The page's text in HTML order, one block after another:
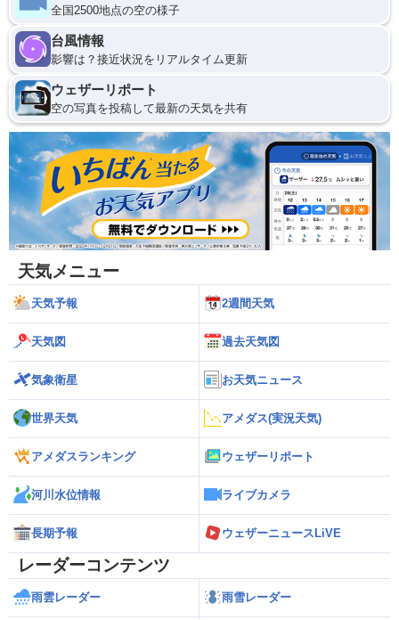
全国2500地点の空の様子
台風情報
影響は？接近状況をリアルタイム更新
ウェザーリポート
空の写真を投稿して最新の天気を共有
天気メニュー
天気予報 2週間天気
天気図 過去天気図
気象衛星 お天気ニュース
世界天気 アメダス(実況天気)
アメダスランキング ウェザーリポート
河川水位情報 ライブカメラ
長期予報 ウェザーニュースLiVE
レーダーコンテンツ
雨雲レーダー 雨雪レーダー